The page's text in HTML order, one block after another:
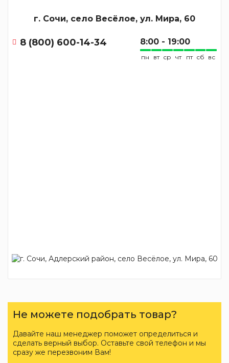
г. Сочи, село Весёлое, ул. Мира, 60
8 (800) 600-14-34 8:00 - 19:00
пн вт ср чт пт сб вс
Не можете подобрать товар?
Давайте наш менеджер поможет определиться и
сделать верный выбор. Оставьте свой телефон и мы
сразу же перезвоним Вам!